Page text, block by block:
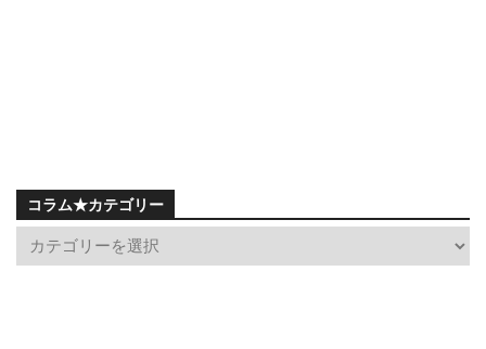
コラム★カテゴリー